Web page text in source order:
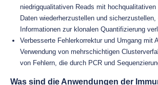
niedrigqualitativen Reads mit
Daten wiederherzustellen und
Informationen zur klonalen Quantifizierung
Verbesserte Fehlerkorrektur und Umgang mit
Verwendung von mehrschichtigen
von Fehlern, die durch PCR und
Was sind die Anwendungen der